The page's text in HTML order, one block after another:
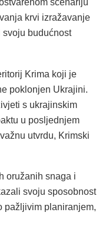
scenariju
krvi izražavanje
budućnost
Krima koji je
poklonjen Ukrajini.
s ukrajinskim
u posljednjem
utvrdu, Krimski
oružanih snaga i
svoju sposobnost
pažljivim planiranjem,